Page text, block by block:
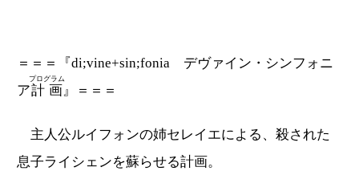
＝＝＝『di;vine+sin;fonia デヴァイン・シンフォニ
ア計画
プログラム
』＝＝＝
主人公ルイフォンの姉セレイエによる、殺された
息子ライシェンを蘇らせる計画。